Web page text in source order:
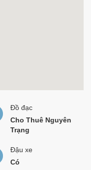
Đồ đạc
Cho Thuê Nguyên
Trạng
Đậu xe
Có